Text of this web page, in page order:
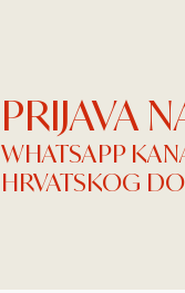
PRIJAVA
WHATSAPP
HRVATSKOG